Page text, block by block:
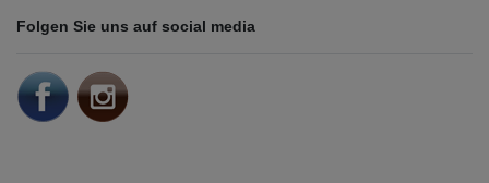
Folgen Sie uns auf social media